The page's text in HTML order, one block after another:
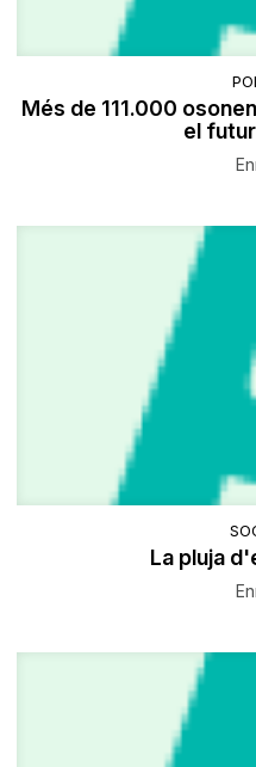
Més de 111.000
el
La pluja